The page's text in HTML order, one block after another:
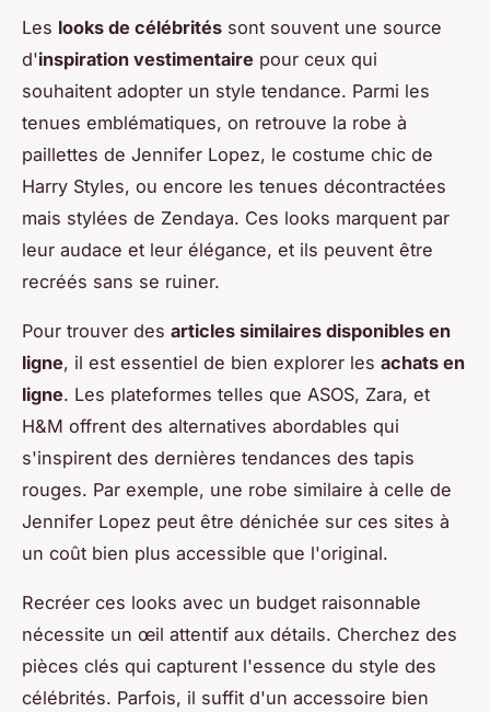
Les looks de célébrités sont souvent une source
d'inspiration vestimentaire pour ceux qui
souhaitent adopter un style tendance. Parmi les
tenues emblématiques, on retrouve la robe à
paillettes de Jennifer Lopez, le costume chic de
Harry Styles, ou encore les tenues décontractées
mais stylées de Zendaya. Ces looks marquent par
leur audace et leur élégance, et ils peuvent être
recréés sans se ruiner.
Pour trouver des articles similaires disponibles en
ligne, il est essentiel de bien explorer les achats en
ligne. Les plateformes telles que ASOS, Zara, et
H&M offrent des alternatives abordables qui
s'inspirent des dernières tendances des tapis
rouges. Par exemple, une robe similaire à celle de
Jennifer Lopez peut être dénichée sur ces sites à
un coût bien plus accessible que l'original.
Recréer ces looks avec un budget raisonnable
nécessite un œil attentif aux détails. Cherchez des
pièces clés qui capturent l'essence du style des
célébrités. Parfois, il suffit d'un accessoire bien